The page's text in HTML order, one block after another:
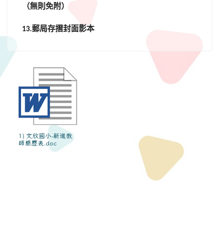
（無則免附）
13.郵局存摺封面影本
1) 文欣國小-新進教
師簡歷表.doc